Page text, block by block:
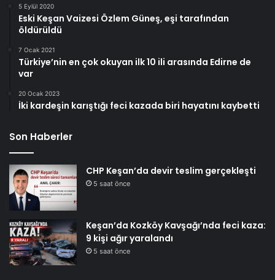
5 Eylül 2020
Eski Keşan Vaizesi Özlem Güneş, eşi tarafından
öldürüldü
7 Ocak 2021
Türkiye’nin en çok okuyan ilk 10 ili arasında Edirne de
var
20 Ocak 2023
İki kardeşin karıştığı feci kazada biri hayatını kaybetti
Son Haberler
CHP Keşan’da devir teslim gerçekleşti
5 saat önce
Keşan’da Kozköy Kavşağı’nda feci kaza:
9 kişi ağır yaralandı
5 saat önce